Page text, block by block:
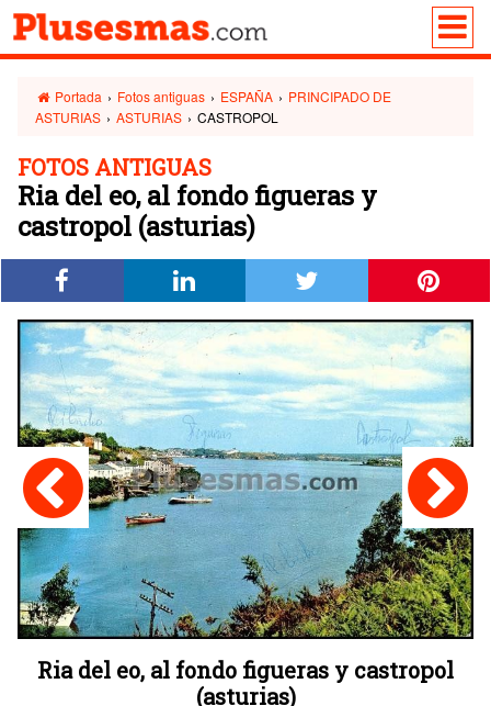
Portada › Fotos antiguas › ESPAÑA › PRINCIPADO DE
ASTURIAS › ASTURIAS › CASTROPOL
FOTOS ANTIGUAS
Ria del eo, al fondo figueras y
castropol (asturias)
Ria del eo, al fondo figueras y castropol
(asturias)